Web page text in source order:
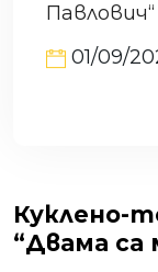
Павлович“
01/09/
Куклено-
“Двама са